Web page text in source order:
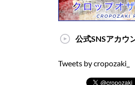
公式SNSアカウ
Tweets by cropozaki_